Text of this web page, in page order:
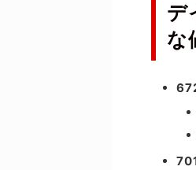
デ
な